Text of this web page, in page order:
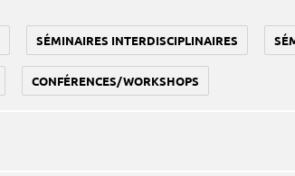
SÉMINAIRES INTERDISCIPLINAIRES
CONFÉRENCES/WORKSHOPS